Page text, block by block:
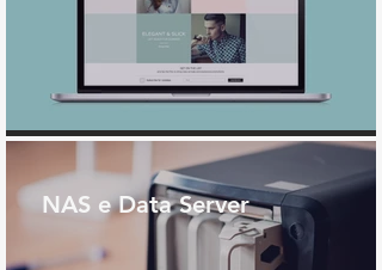
NAS e Data Server